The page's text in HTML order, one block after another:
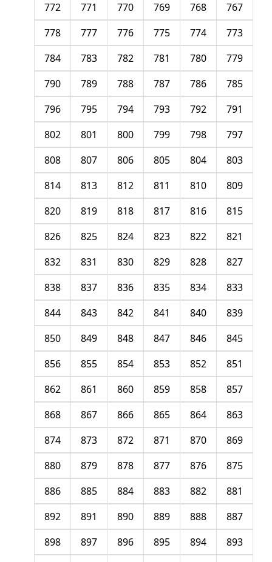
767
768
769
770
771
772
773
774
775
776
777
778
779
780
781
782
783
784
785
786
787
788
789
790
791
792
793
794
795
796
797
798
799
800
801
802
803
804
805
806
807
808
809
810
811
812
813
814
815
816
817
818
819
820
821
822
823
824
825
826
827
828
829
830
831
832
833
834
835
836
837
838
839
840
841
842
843
844
845
846
847
848
849
850
851
852
853
854
855
856
857
858
859
860
861
862
863
864
865
866
867
868
869
870
871
872
873
874
875
876
877
878
879
880
881
882
883
884
885
886
887
888
889
890
891
892
893
894
895
896
897
898